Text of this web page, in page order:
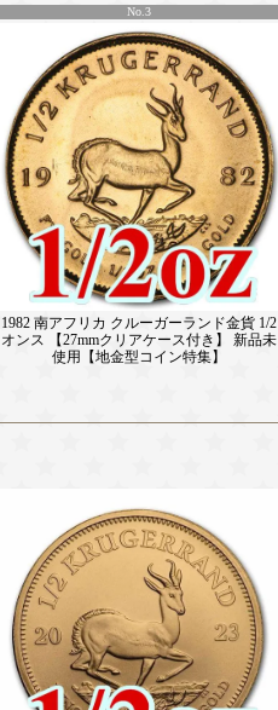
No.3
1982 南アフリカ クルーガーランド金貨 1/2
オンス 【27mmクリアケース付き】 新品未
使用【地金型コイン特集】